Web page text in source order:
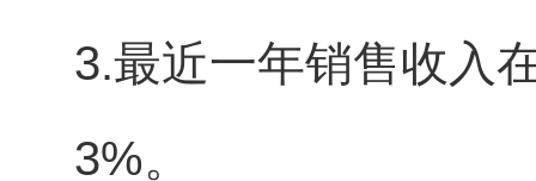
3.最近一年销售收入
3%。